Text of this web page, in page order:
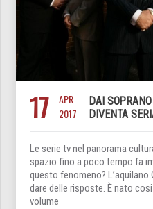
17
APR
2017
DAI
DIVENTA
Le serie tv nel panorama
spazio fino a poco tempo fa
questo fenomeno?
dare delle risposte. È nato
volume